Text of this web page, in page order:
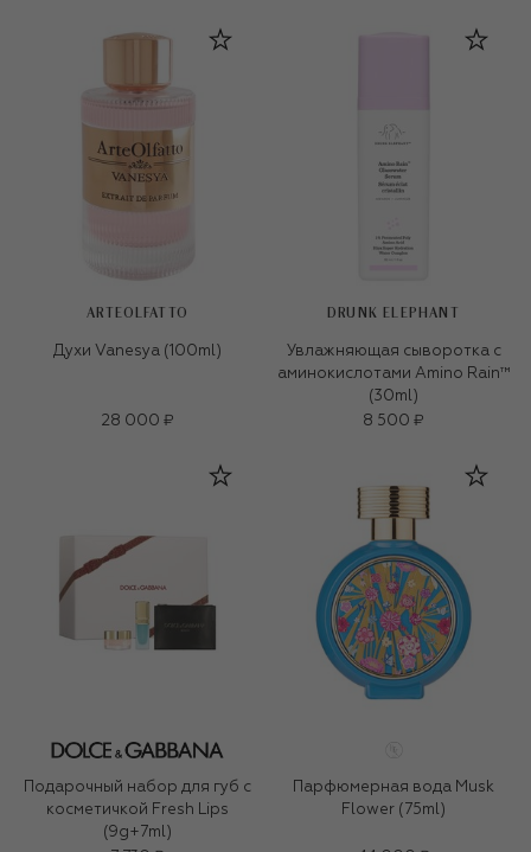
ARTEOLFATTO
Духи Vanesya (100ml)
28 000 ₽
DRUNK ELEPHANT
Увлажняющая сыворотка с
аминокислотами Amino Rain™
(30ml)
8 500 ₽
Подарочный набор для губ с
косметичкой Fresh Lips
(9g+7ml)
Парфюмерная вода Musk
Flower (75ml)